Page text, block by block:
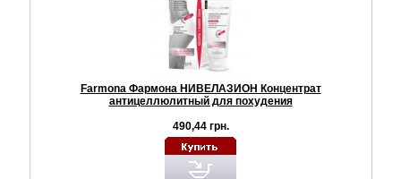
Farmona Фармона НИВЕЛАЗИОН Концентрат
антицеллюлитный для похудения
490,44 грн.